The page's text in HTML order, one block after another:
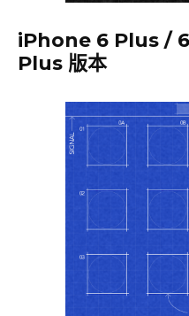
iPhone 6 Plus /
Plus 版本